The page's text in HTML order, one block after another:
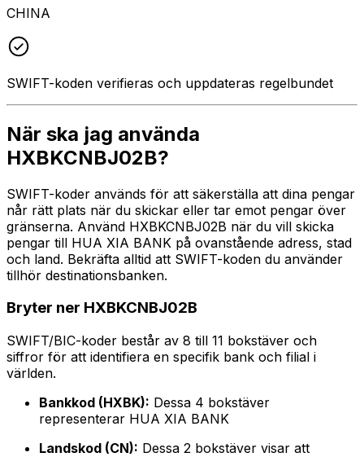
CHINA
SWIFT-koden verifieras och uppdateras regelbundet
När ska jag använda
HXBKCNBJ02B?
SWIFT-koder används för att säkerställa att dina pengar
når rätt plats när du skickar eller tar emot pengar över
gränserna. Använd HXBKCNBJ02B när du vill skicka
pengar till HUA XIA BANK på ovanstående adress, stad
och land. Bekräfta alltid att SWIFT-koden du använder
tillhör destinationsbanken.
Bryter ner HXBKCNBJ02B
SWIFT/BIC-koder består av 8 till 11 bokstäver och
siffror för att identifiera en specifik bank och filial i
världen.
Bankkod (HXBK): Dessa 4 bokstäver
representerar HUA XIA BANK
Landskod (CN): Dessa 2 bokstäver visar att